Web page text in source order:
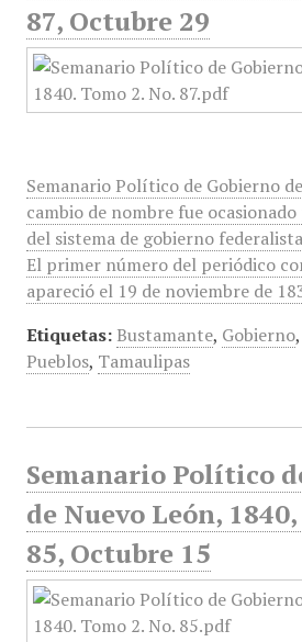
87, Octubre 29
Semanario Político de Gobierno
cambio de nombre fue
del sistema de gobierno
El primer número del periódico
apareció el 19 de noviembre de
Etiquetas: Bustamante, Gobierno,
Pueblos, Tamaulipas
Semanario Político
de Nuevo León,
85, Octubre 15